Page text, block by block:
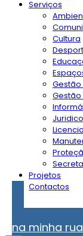
Serviços
Cultura
Gestão
Juridico
Projetos
Contactos
na minha rua